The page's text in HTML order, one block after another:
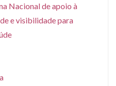
Nacional de apoio à
e visibilidade para